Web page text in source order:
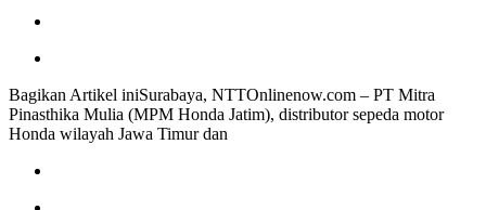
Bagikan Artikel iniSurabaya, NTTOnlinenow.com – PT Mitra
Pinasthika Mulia (MPM Honda Jatim), distributor sepeda motor
Honda wilayah Jawa Timur dan